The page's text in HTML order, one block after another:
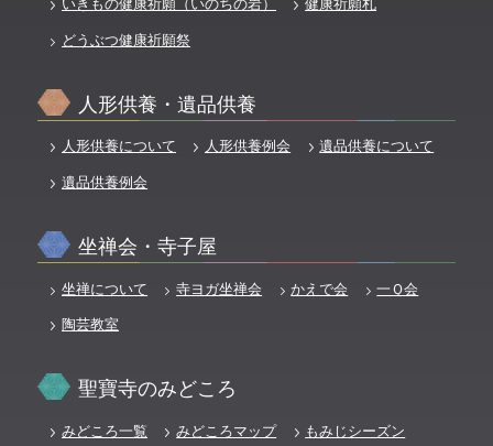
どうぶつ健康祈願祭
人形供養・遺品供養
人形供養について 人形供養例会
遺品供養について
遺品供養例会
坐禅会・寺子屋
坐禅について 寺ヨガ坐禅会 かえで会
一Ｑ会
陶芸教室
聖寶寺のみどころ
みどころ一覧 みどころマップ
もみじシーズン